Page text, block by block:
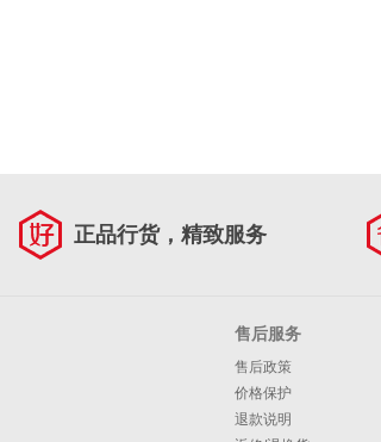
正品行货，精致服务
售后服务
售后政策
价格保护
退款说明